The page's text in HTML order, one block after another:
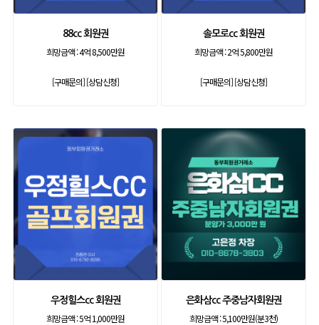
88cc 회원권
희망금액 :4억 8,500만원
[구매문의][상담신청]
솔모로cc 회원권
희망금액 :2억 5,800만원
[구매문의][상담신청]
우정힐스cc 회원권
희망금액 :5억 1,000만원
은화삼cc 주중남자회원권
희망금액 :5,100만원(분3천)